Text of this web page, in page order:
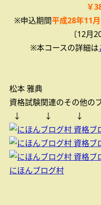
￥
※申込期間平成28年11
〔12月
※本コースの詳細は
松本 雅典
資格試験関連のその他の
↓ ↓ ↓
にほんブログ村